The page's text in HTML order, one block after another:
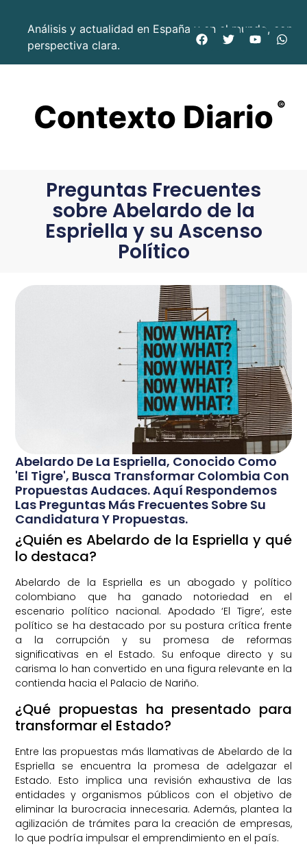
Análisis y actualidad en España y en el mundo, con
perspectiva clara.
Contexto Diario ©
Preguntas Frecuentes
sobre Abelardo de la
Espriella y su Ascenso
Político
Abelardo De La Espriella, Conocido Como
'El Tigre', Busca Transformar Colombia Con
Propuestas Audaces. Aquí Respondemos
Las Preguntas Más Frecuentes Sobre Su
Candidatura Y Propuestas.
¿Quién es Abelardo de la Espriella y qué
lo destaca?
Abelardo de la Espriella es un abogado y político
colombiano que ha ganado notoriedad en el
escenario político nacional. Apodado ‘El Tigre’, este
político se ha destacado por su postura crítica frente
a la corrupción y su promesa de reformas
significativas en el Estado. Su enfoque directo y su
carisma lo han convertido en una figura relevante en la
contienda hacia el Palacio de Nariño.
¿Qué propuestas ha presentado para
transformar el Estado?
Entre las propuestas más llamativas de Abelardo de la
Espriella se encuentra la promesa de adelgazar el
Estado. Esto implica una revisión exhaustiva de las
entidades y organismos públicos con el objetivo de
eliminar la burocracia innecesaria. Además, plantea la
agilización de trámites para la creación de empresas,
lo que podría impulsar el emprendimiento en el país.